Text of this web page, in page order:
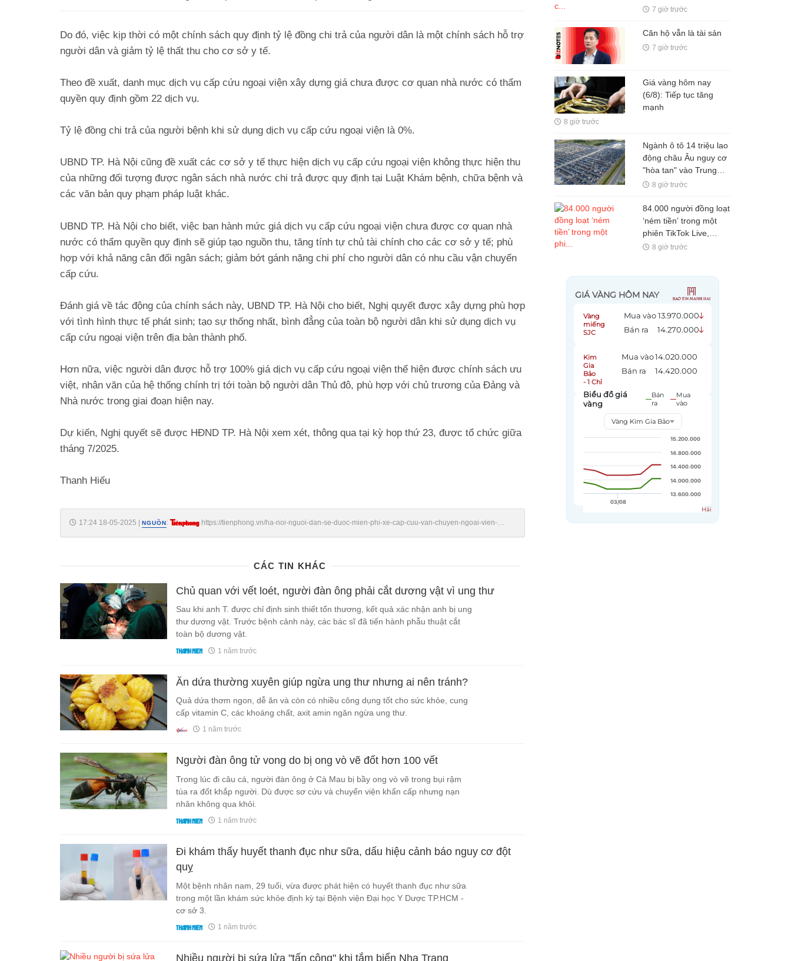
Do đó, việc kịp thời có một chính sách quy định tỷ lệ đồng chi trả của người dân là một chính sách hỗ trợ
người dân và giảm tỷ lệ thất thu cho cơ sở y tế.
Theo đề xuất, danh mục dịch vụ cấp cứu ngoại viện xây dựng giá chưa được cơ quan nhà nước có thẩm
quyền quy định gồm 22 dịch vụ.
Tỷ lệ đồng chi trả của người bệnh khi sử dụng dịch vụ cấp cứu ngoại viện là 0%.
UBND TP. Hà Nội cũng đề xuất các cơ sở y tế thực hiện dịch vụ cấp cứu ngoại viện không thực hiện thu
của những đối tượng được ngân sách nhà nước chi trả được quy định tại Luật Khám bệnh, chữa bệnh và
các văn bản quy phạm pháp luật khác.
UBND TP. Hà Nội cho biết, việc ban hành mức giá dịch vụ cấp cứu ngoại viện chưa được cơ quan nhà
nước có thẩm quyền quy định sẽ giúp tạo nguồn thu, tăng tính tự chủ tài chính cho các cơ sở y tế; phù
hợp với khả năng cân đối ngân sách; giảm bớt gánh nặng chi phí cho người dân có nhu cầu vận chuyển
cấp cứu.
Đánh giá về tác động của chính sách này, UBND TP. Hà Nội cho biết, Nghị quyết được xây dựng phù hợp
với tình hình thực tế phát sinh; tạo sự thống nhất, bình đẳng của toàn bộ người dân khi sử dụng dịch vụ
cấp cứu ngoại viện trên địa bàn thành phố.
Hơn nữa, việc người dân được hỗ trợ 100% giá dịch vụ cấp cứu ngoại viện thể hiện được chính sách ưu
việt, nhân văn của hệ thống chính trị tới toàn bộ người dân Thủ đô, phù hợp với chủ trương của Đảng và
Nhà nước trong giai đoạn hiện nay.
Dự kiến, Nghị quyết sẽ được HĐND TP. Hà Nội xem xét, thông qua tại kỳ họp thứ 23, được tổ chức giữa
tháng 7/2025.
Thanh Hiếu
17:24 18-05-2025 NGUỒN:
https://tienphong.vn/ha-noi-nguoi-dan-se-duoc-mien-phi-xe-cap-cuu-van-chuyen-ngoai-vien-
CÁC TIN KHÁC
Chủ quan với vết loét, người đàn ông phải cắt dương vật vì ung thư
Sau khi anh T. được chỉ định sinh thiết tổn thương, kết quả xác nhận anh bị ung
thư dương vật. Trước bệnh cảnh này, các bác sĩ đã tiến hành phẫu thuật cắt
toàn bộ dương vật.
1 năm trước
Ăn dứa thường xuyên giúp ngừa ung thư nhưng ai nên tránh?
Quả dứa thơm ngon, dễ ăn và còn có nhiều công dụng tốt cho sức khỏe, cung
cấp vitamin C, các khoáng chất, axit amin ngăn ngừa ung thư.
1 năm trước
Người đàn ông tử vong do bị ong vò vẽ đốt hơn 100 vết
Trong lúc đi câu cá, người đàn ông ở Cà Mau bị bầy ong vò vẽ trong bụi rậm
túa ra đốt khắp người. Dù được sơ cứu và chuyển viện khẩn cấp nhưng nạn
nhân không qua khỏi.
1 năm trước
Đi khám thấy huyết thanh đục như sữa, dấu hiệu cảnh báo nguy cơ đột
quỵ
Một bệnh nhân nam, 29 tuổi, vừa được phát hiện có huyết thanh đục như sữa
trong một lần khám sức khỏe định kỳ tại Bệnh viện Đại học Y Dược TP.HCM -
cơ sở 3.
1 năm trước
Nhiều người bị sứa lửa "tấn công" khi tắm biển Nha Trang
tăng trần
7 giờ trước
Căn hộ vẫn là tài sản
7 giờ trước
Giá vàng hôm nay
(6/8): Tiếp tục tăng
mạnh
8 giờ trước
Ngành ô tô 14 triệu lao
động châu Âu nguy cơ
"hòa tan" vào Trung
Quốc: Công nhân làm
máy nửa năm chỉ sản
xuất hơn 6.000 xe
8 giờ trước
84.000 người đồng loạt
‘ném tiền’ trong một
phiên TikTok Live,
Content Creator có thể
8 giờ trước